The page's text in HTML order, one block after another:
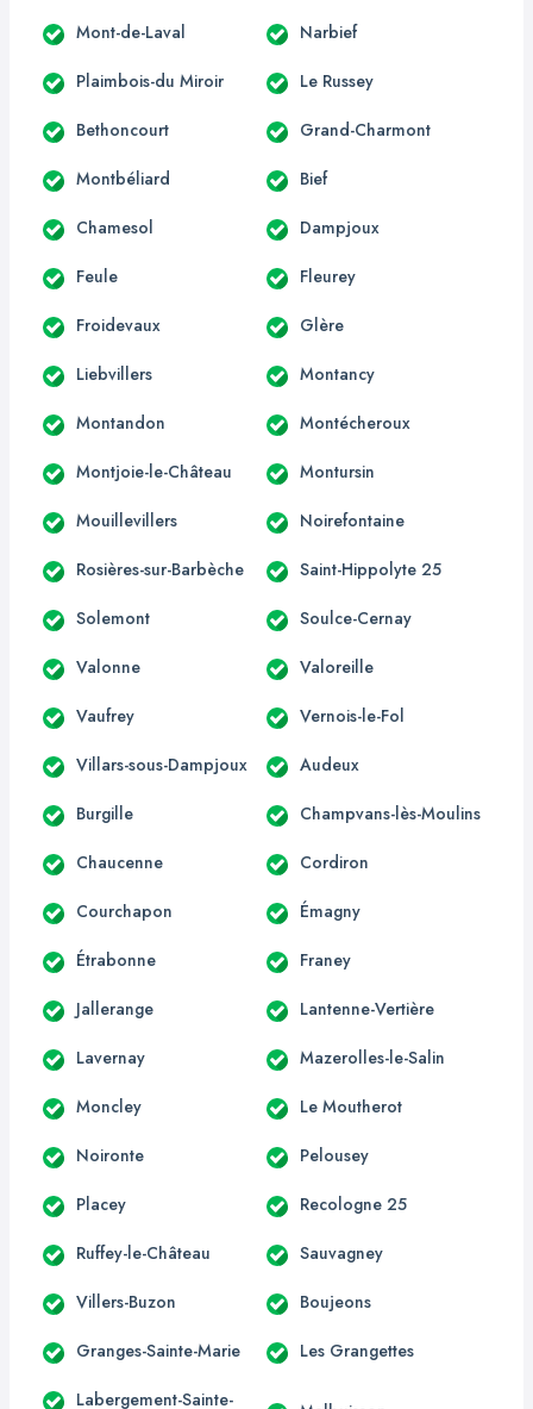
Mont-de-Laval Narbief
Plaimbois-du Miroir Le Russey
Bethoncourt Grand-Charmont
Montbéliard Bief
Chamesol Dampjoux
Feule Fleurey
Froidevaux Glère
Liebvillers Montancy
Montandon Montécheroux
Montjoie-le-Château Montursin
Mouillevillers Noirefontaine
Rosières-sur-Barbèche Saint-Hippolyte 25
Solemont Soulce-Cernay
Valonne Valoreille
Vaufrey Vernois-le-Fol
Villars-sous-Dampjoux Audeux
Burgille Champvans-lès-Moulins
Chaucenne Cordiron
Courchapon Émagny
Étrabonne Franey
Jallerange Lantenne-Vertière
Lavernay Mazerolles-le-Salin
Moncley Le Moutherot
Noironte Pelousey
Placey Recologne 25
Ruffey-le-Château Sauvagney
Villers-Buzon Boujeons
Granges-Sainte-Marie Les Grangettes
Labergement-Sainte-